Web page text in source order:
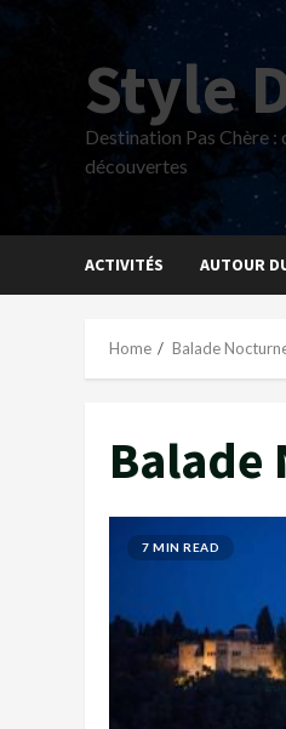
Style
Destination Pas Chère
découvertes
ACTIVITÉS AUTOUR
Home Balade
Balade
7 MIN READ